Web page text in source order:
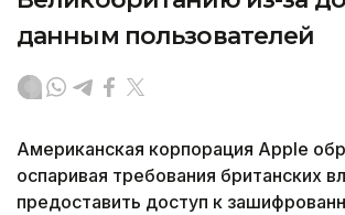
данным пользователей
Американская корпорация Apple
оспаривая требования британских
предоставить доступ к